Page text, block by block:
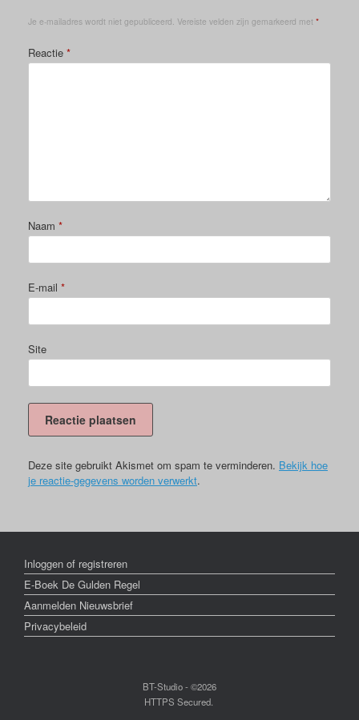
Je e-mailadres wordt niet gepubliceerd. Vereiste velden zijn gemarkeerd met *
Reactie *
Naam *
E-mail *
Site
Deze site gebruikt Akismet om spam te verminderen. Bekijk hoe
je reactie-gegevens worden verwerkt.
Inloggen of registreren
E-Boek De Gulden Regel
Aanmelden Nieuwsbrief
Privacybeleid
BT-Studio - ©2026
HTTPS Secured.